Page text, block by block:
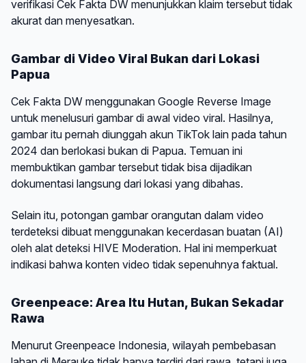
verifikasi Cek Fakta DW menunjukkan klaim tersebut tidak
akurat dan menyesatkan.
Gambar di Video Viral Bukan dari Lokasi
Papua
Cek Fakta DW menggunakan Google Reverse Image
untuk menelusuri gambar di awal video viral. Hasilnya,
gambar itu pernah diunggah akun TikTok lain pada tahun
2024 dan berlokasi bukan di Papua. Temuan ini
membuktikan gambar tersebut tidak bisa dijadikan
dokumentasi langsung dari lokasi yang dibahas.
Selain itu, potongan gambar orangutan dalam video
terdeteksi dibuat menggunakan kecerdasan buatan (AI)
oleh alat deteksi HIVE Moderation. Hal ini memperkuat
indikasi bahwa konten video tidak sepenuhnya faktual.
Greenpeace: Area Itu Hutan, Bukan Sekadar
Rawa
Menurut Greenpeace Indonesia, wilayah pembebasan